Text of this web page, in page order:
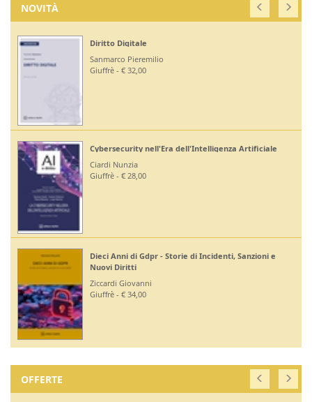
NOVITÀ
Diritto Digitale
Sanmarco Pieremilio
Giuffrè - € 32,00
Cybersecurity nell'Era dell'Intelligenza Artificiale
Ciardi Nunzia
Giuffrè - € 28,00
Dieci Anni di Gdpr - Storie di Incidenti, Sanzioni e
Nuovi Diritti
Ziccardi Giovanni
Giuffrè - € 34,00
OFFERTE